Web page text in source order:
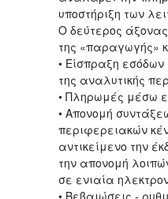
υποστήριξη των
Ο δεύτερος
της «παραγωγής»
• Είσπραξη εσόδων
της αναλυτικής
• Πληρωμές μέσω
• Απονομή
περιφερειακών
αντικείμενο την
την απονομή
σε ενιαία
• Βεβαιώσεις -